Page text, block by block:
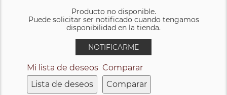
Producto no disponible.
Puede solicitar ser notificado cuando tengamos
disponibilidad en la tienda.
NOTIFICARME
Mi lista de deseos
Lista de deseos
Comparar
Comparar